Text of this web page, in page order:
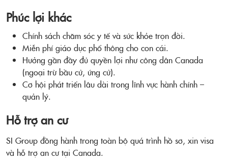
Phúc lợi khác
Chính sách chăm sóc y tế và sức khỏe trọn đời.
Miễn phí giáo dục phổ thông cho con cái.
Hưởng gần đầy đủ quyền lợi như công dân Canada
(ngoại trừ bầu cử, ứng cử).
Cơ hội phát triển lâu dài trong lĩnh vực hành chính –
quản lý.
Hỗ trợ an cư
SI Group đồng hành trong toàn bộ quá trình hồ sơ, xin visa
và hỗ trợ an cư tại Canada.